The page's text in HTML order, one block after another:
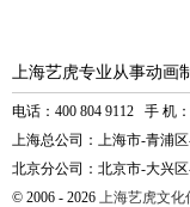
上海艺虎专业从事动画
电话：400 804 9112 手 机
上海总公司：上海市-青浦
北京分公司：北京市-大兴
© 2006 - 2026 上海艺虎文化